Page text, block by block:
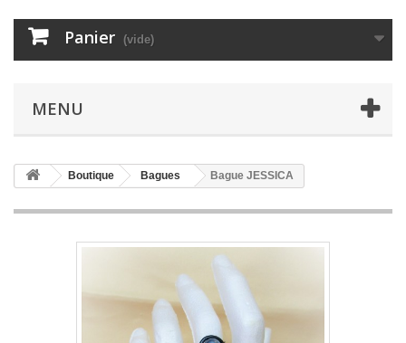
Panier (vide)
MENU
Boutique Bagues Bague JESSICA